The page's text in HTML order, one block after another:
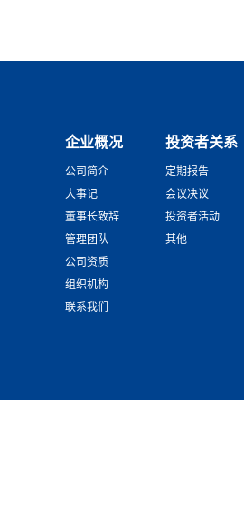
企业概况
公司简介
大事记
董事长致辞
管理团队
公司资质
组织机构
联系我们
投资者关系
定期报告
会议决议
投资者活动
其他